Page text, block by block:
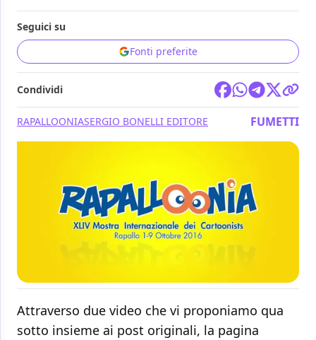
Seguici su
Fonti preferite
Condividi
RAPALLOONIASERGIO BONELLI EDITORE FUMETTI
Attraverso due video che vi proponiamo qua
sotto insieme ai post originali, la pagina